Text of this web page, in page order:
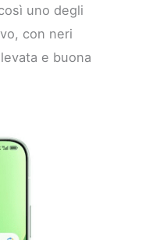
uno degli
con neri
e buona